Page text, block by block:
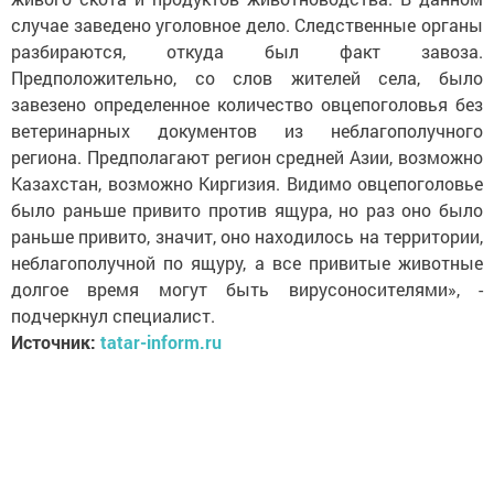
случае заведено уголовное дело. Следственные органы
разбираются, откуда был факт завоза.
Предположительно, со слов жителей села, было
завезено определенное количество овцепоголовья без
ветеринарных документов из неблагополучного
региона. Предполагают регион средней Азии, возможно
Казахстан, возможно Киргизия. Видимо овцепоголовье
было раньше привито против ящура, но раз оно было
раньше привито, значит, оно находилось на территории,
неблагополучной по ящуру, а все привитые животные
долгое время могут быть вирусоносителями», -
подчеркнул специалист.
Источник: tatar-inform.ru